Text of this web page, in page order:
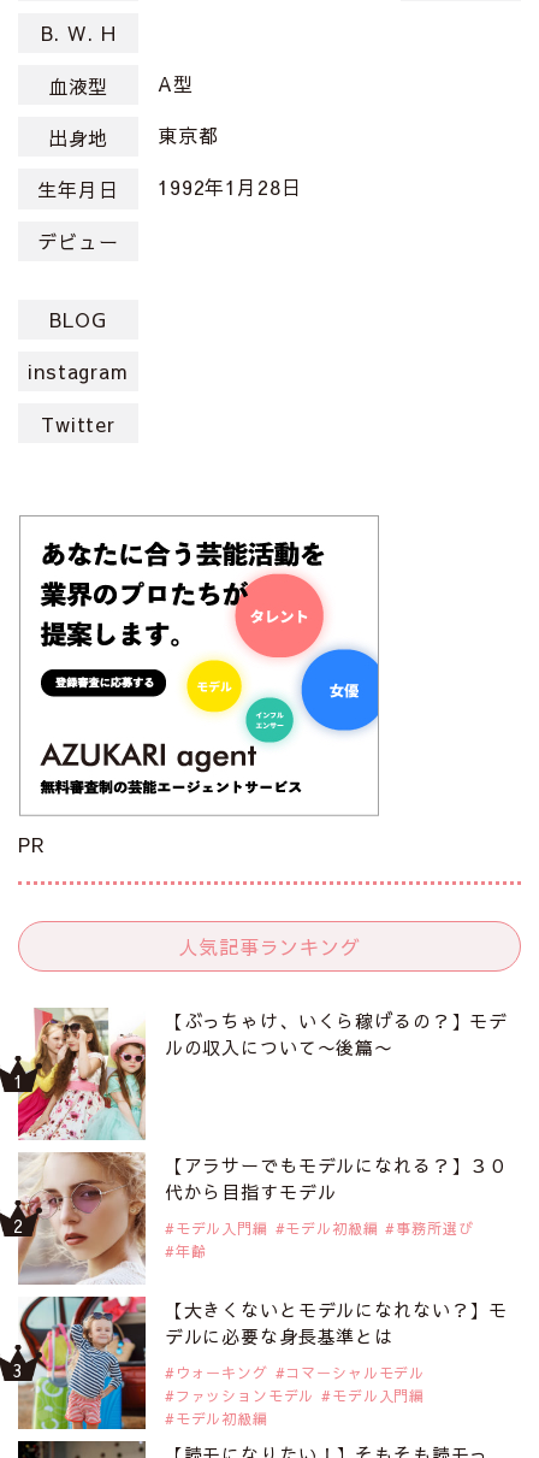
B. W. H
血液型
A型
出身地 東京都
生年月日 1992年1月28日
デビュー
BLOG
instagram
Twitter
PR
人気記事ランキング
【ぶっちゃけ、いくら稼げるの？】モデ
ルの収入について〜後篇〜
【アラサーでもモデルになれる？】３０
代から目指すモデル
モデル入門編 モデル初級編
事務所選び
年齢
【大きくないとモデルになれない？】モ
デルに必要な身長基準とは
ウォーキング
コマーシャルモデル
ファッションモデル
モデル入門編
モデル初級編